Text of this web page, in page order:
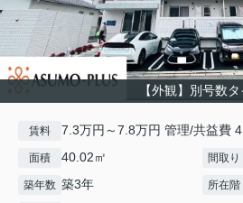
【外観】別号数
賃料 7.3万円～7.8万円 管理/共益費
面積 40.02㎡ 間取り
築年数 築3年 所在階